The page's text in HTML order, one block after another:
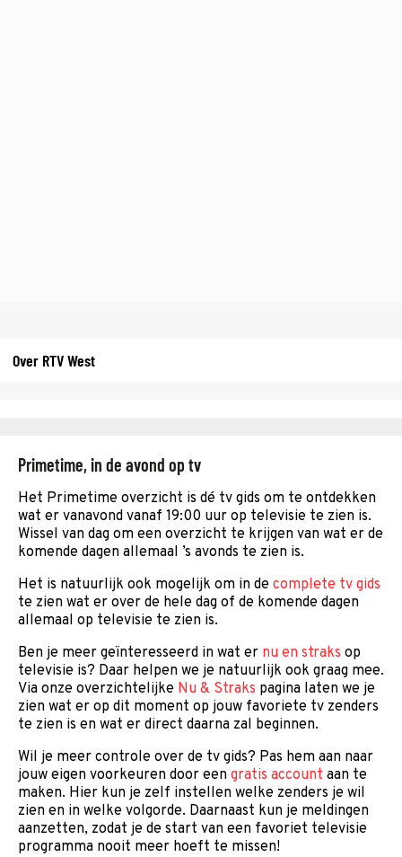
Over RTV West
Primetime, in de avond op tv
Het Primetime overzicht is dé tv gids om te ontdekken
wat er vanavond vanaf 19:00 uur op televisie te zien is.
Wissel van dag om een overzicht te krijgen van wat er de
komende dagen allemaal ’s avonds te zien is.
Het is natuurlijk ook mogelijk om in de complete tv gids
te zien wat er over de hele dag of de komende dagen
allemaal op televisie te zien is.
Ben je meer geïnteresseerd in wat er nu en straks op
televisie is? Daar helpen we je natuurlijk ook graag mee.
Via onze overzichtelijke Nu & Straks pagina laten we je
zien wat er op dit moment op jouw favoriete tv zenders
te zien is en wat er direct daarna zal beginnen.
Wil je meer controle over de tv gids? Pas hem aan naar
jouw eigen voorkeuren door een gratis account aan te
maken. Hier kun je zelf instellen welke zenders je wil
zien en in welke volgorde. Daarnaast kun je meldingen
aanzetten, zodat je de start van een favoriet televisie
programma nooit meer hoeft te missen!